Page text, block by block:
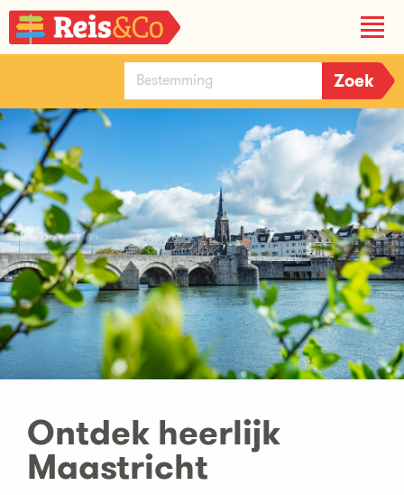
Ontdek heerlijk
Maastricht